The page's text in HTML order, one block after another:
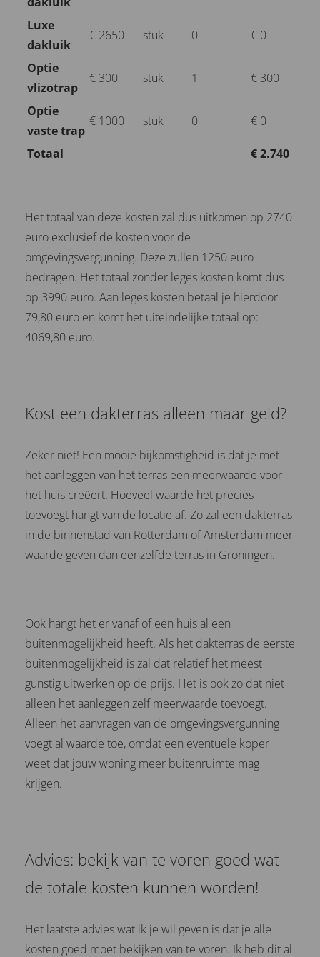
Luxe
dakluik
€ 2650 stuk 0 € 0
Optie
vlizotrap
€ 300 stuk 1 € 300
Optie
vaste trap
€ 1000 stuk 0 € 0
Totaal € 2.740
Het totaal van deze kosten zal dus uitkomen op 2740
euro exclusief de kosten voor de
omgevingsvergunning. Deze zullen 1250 euro
bedragen. Het totaal zonder leges kosten komt dus
op 3990 euro. Aan leges kosten betaal je hierdoor
79,80 euro en komt het uiteindelijke totaal op:
4069,80 euro.
Kost een dakterras alleen maar geld?
Zeker niet! Een mooie bijkomstigheid is dat je met
het aanleggen van het terras een meerwaarde voor
het huis creëert. Hoeveel waarde het precies
toevoegt hangt van de locatie af. Zo zal een dakterras
in de binnenstad van Rotterdam of Amsterdam meer
waarde geven dan eenzelfde terras in Groningen.
Ook hangt het er vanaf of een huis al een
buitenmogelijkheid heeft. Als het dakterras de eerste
buitenmogelijkheid is zal dat relatief het meest
gunstig uitwerken op de prijs. Het is ook zo dat niet
alleen het aanleggen zelf meerwaarde toevoegt.
Alleen het aanvragen van de omgevingsvergunning
voegt al waarde toe, omdat een eventuele koper
weet dat jouw woning meer buitenruimte mag
krijgen.
Advies: bekijk van te voren goed wat
de totale kosten kunnen worden!
Het laatste advies wat ik je wil geven is dat je alle
kosten goed moet bekijken van te voren. Ik heb dit al